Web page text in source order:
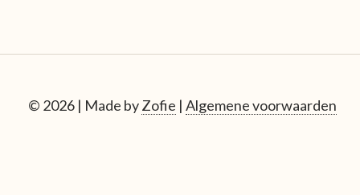
© 2026 | Made byZofie | Algemene voorwaarden